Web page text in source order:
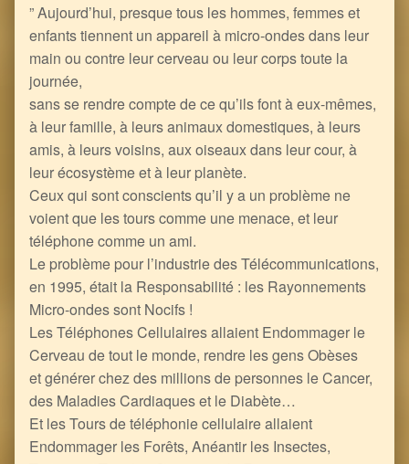
” Aujourd’hui, presque tous les hommes, femmes et
enfants tiennent un appareil à micro-ondes dans leur
main ou contre leur cerveau ou leur corps toute la
journée,
sans se rendre compte de ce qu’ils font à eux-mêmes,
à leur famille, à leurs animaux domestiques, à leurs
amis, à leurs voisins, aux oiseaux dans leur cour, à
leur écosystème et à leur planète.
Ceux qui sont conscients qu’il y a un problème ne
voient que les tours comme une menace, et leur
téléphone comme un ami.
Le problème pour l’industrie des Télécommunications,
en 1995, était la Responsabilité : les Rayonnements
Micro-ondes sont Nocifs !
Les Téléphones Cellulaires allaient Endommager le
Cerveau de tout le monde, rendre les gens Obèses
et générer chez des millions de personnes le Cancer,
des Maladies Cardiaques et le Diabète…
Et les Tours de téléphonie cellulaire allaient
Endommager les Forêts, Anéantir les Insectes,